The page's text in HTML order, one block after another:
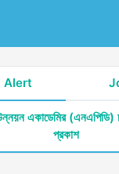
Alert
একাডেমির (এনএপিডি)
প্রকাশ